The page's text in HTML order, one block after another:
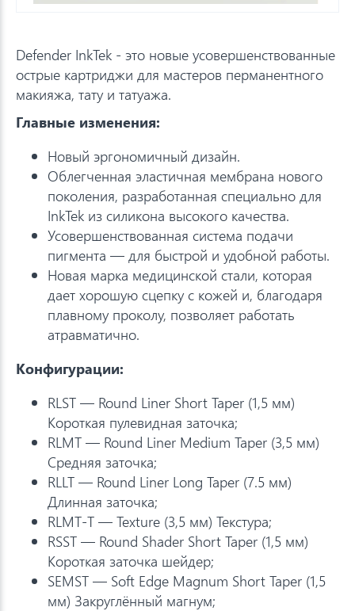
Defender InkTek - это новые усовершенствованные
острые картриджи для мастеров перманентного
макияжа, тату и татуажа.
Главные изменения:
Новый эргономичный дизайн.
Облегченная эластичная мембрана нового
поколения, разработанная специально для
InkTek из силикона высокого качества.
Усовершенствованная система подачи
пигмента — для быстрой и удобной работы.
Новая марка медицинской стали, которая
дает хорошую сцепку с кожей и, благодаря
плавному проколу, позволяет работать
атравматично.
Конфигурации:
RLST — Round Liner Short Taper (1,5 мм)
Короткая пулевидная заточка;
RLMT — Round Liner Medium Taper (3,5 мм)
Средняя заточка;
RLLT — Round Liner Long Taper (7.5 мм)
Длинная заточка;
RLMT-T — Texture (3,5 мм) Текстура;
RSST — Round Shader Short Taper (1,5 мм)
Короткая заточка шейдер;
SEMST — Soft Edge Magnum Short Taper (1,5
мм) Закруглённый магнум;